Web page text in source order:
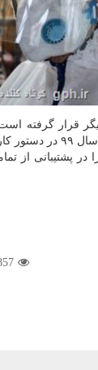
دیگر قرار گرفته
پشتیبانی از